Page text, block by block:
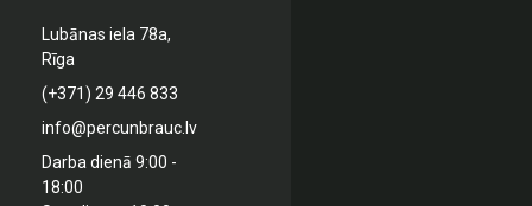
Lubānas iela 78a,
Rīga
(+371) 29 446 833
info@percunbrauc.lv
Darba dienā 9:00 -
18:00